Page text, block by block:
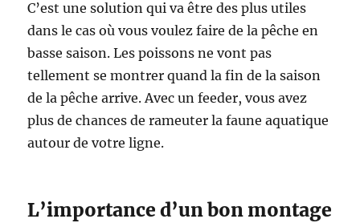
C’est une solution qui va être des plus utiles
dans le cas où vous voulez faire de la pêche en
basse saison. Les poissons ne vont pas
tellement se montrer quand la fin de la saison
de la pêche arrive. Avec un feeder, vous avez
plus de chances de rameuter la faune aquatique
autour de votre ligne.
L’importance d’un bon montage